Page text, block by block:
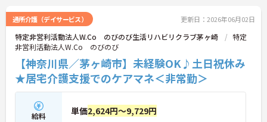
通所介護（デイサービス） 更新日：2026年06月02日
特定非営利活動法人W.Co のびのび生活リハビリクラブ茅ヶ崎
特定
非営利活動法人W.Co のびのび
【神奈川県／茅ヶ崎市】未経験OK♪土日祝休み
★居宅介護支援でのケアマネ＜非常勤＞
給料 単価2,624円～9,729円